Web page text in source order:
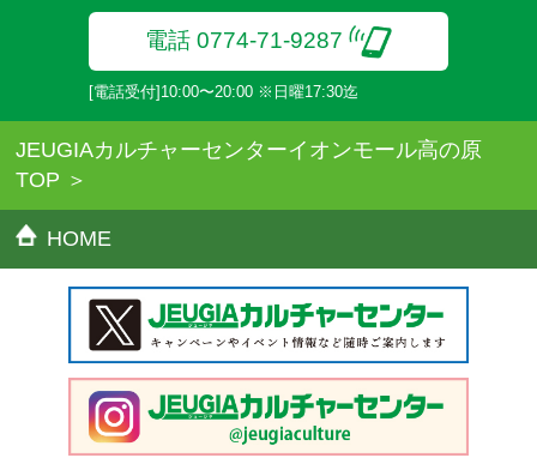
電話 0774-71-9287
[電話受付]10:00〜20:00 ※日曜17:30迄
JEUGIAカルチャーセンターイオンモール高の原
TOP
HOME